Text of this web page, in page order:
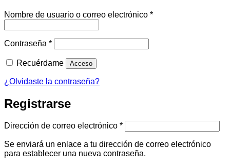
Nombre de usuario o correo electrónico *Obligatorio
Contraseña *Obligatorio
Recuérdame Acceso
¿Olvidaste la contraseña?
Registrarse
Dirección de correo electrónico *Obligatorio
Se enviará un enlace a tu dirección de correo electrónico
para establecer una nueva contraseña.